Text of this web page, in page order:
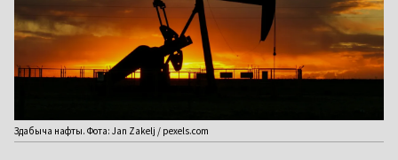
Здабыча нафты. Фота: Jan Zakelj / pexels.com